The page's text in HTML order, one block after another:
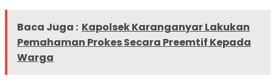
Baca Juga : Kapolsek Karanganyar Lakukan
Pemahaman Prokes Secara Preemtif Kepada
Warga